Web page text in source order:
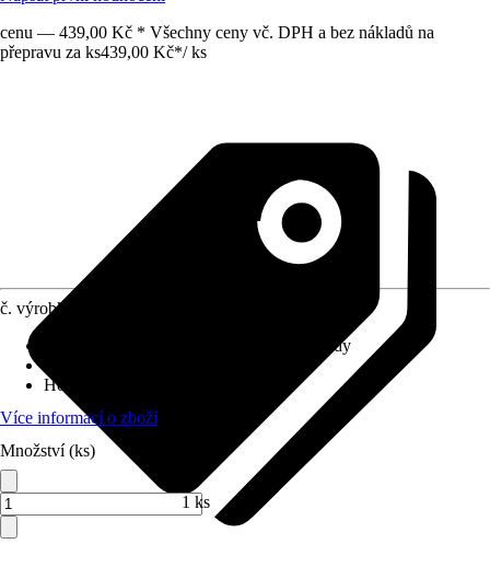
cenu — 439,00 Kč * Všechny ceny vč. DPH a bez nákladů na
přepravu za ks439,00 Kč*/ ks
č. výrobku
Skládací schody, Stahovací schody
Hodnota U W/m²K
Více informací o zboží
Množství (ks)
1 ks